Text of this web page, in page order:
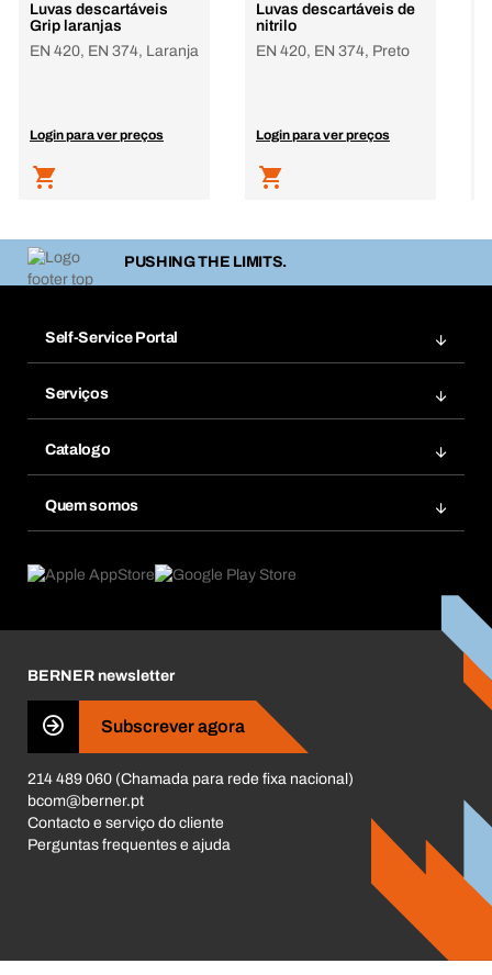
Luvas descartáveis
Grip laranjas
EN 420, EN 374, Laranja
Login para ver preços
Luvas descartáveis de
nitrilo
EN 420, EN 374, Preto
Login para ver preços
PUSHING THE LIMITS.
Self-Service Portal
Favoritos
Re-Encomendar
Subscrições
Serviços
Base Dados Químicos
eProcurement
Guia de Produtos
Catalogo
Quem somos
O que nos move
Business Conduct
BERNER newsletter
Subscrever agora
214 489 060 (Chamada para rede fixa nacional)
bcom@berner.pt
Contacto e serviço do cliente
Perguntas frequentes e ajuda